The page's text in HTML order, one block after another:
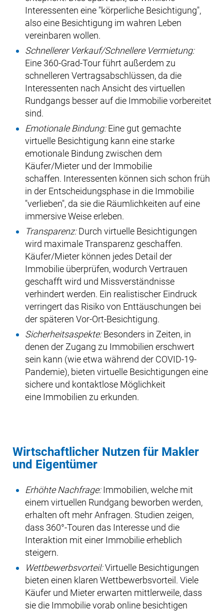
Interessenten eine "körperliche Besichtigung",
also eine Besichtigung im wahren Leben
vereinbaren wollen.
Schnellerer Verkauf/Schnellere Vermietung:
Eine 360-Grad-Tour führt außerdem zu
schnelleren Vertragsabschlüssen, da die
Interessenten nach Ansicht des virtuellen
Rundgangs besser auf die Immobilie vorbereitet
sind.
Emotionale Bindung:Eine gut gemachte
virtuelle Besichtigung kann eine starke
emotionale Bindung zwischen dem
Käufer/Mieter und der Immobilie
schaffen. Interessenten können sich schon früh
in der Entscheidungsphase in die Immobilie
"verlieben", da sie die Räumlichkeiten auf eine
immersive Weise erleben.
Transparenz:Durch virtuelle Besichtigungen
wird maximale Transparenz geschaffen.
Käufer/Mieter können jedes Detail der
Immobilie überprüfen, wodurch Vertrauen
geschafft wird und Missverständnisse
verhindert werden. Ein realistischer Eindruck
verringert das Risiko von Enttäuschungen bei
der späteren Vor-Ort-Besichtigung.
Sicherheitsaspekte:Besonders in Zeiten, in
denen der Zugang zu Immobilien erschwert
sein kann (wie etwa während der COVID-19-
Pandemie), bieten virtuelle Besichtigungen eine
sichere und kontaktlose Möglichkeit
eine Immobilien zu erkunden.
Wirtschaftlicher Nutzen für Makler
und Eigentümer
Erhöhte Nachfrage:Immobilien, welche mit
einem virtuellen Rundgang beworben werden,
erhalten oft mehr Anfragen. Studien zeigen,
dass 360°-Touren das Interesse und die
Interaktion mit einer Immobilie erheblich
steigern.
Wettbewerbsvorteil:Virtuelle Besichtigungen
bieten einen klaren Wettbewerbsvorteil. Viele
Käufer und Mieter erwarten mittlerweile, dass
sie die Immobilie vorab online besichtigen